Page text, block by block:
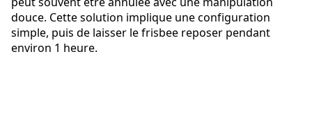
douce. Cette solution implique une configuration
simple, puis de laisser le frisbee reposer pendant
environ 1 heure.